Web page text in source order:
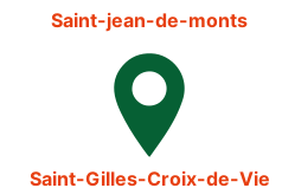
Saint-jean-de-monts
Saint-Gilles-Croix-de-Vie